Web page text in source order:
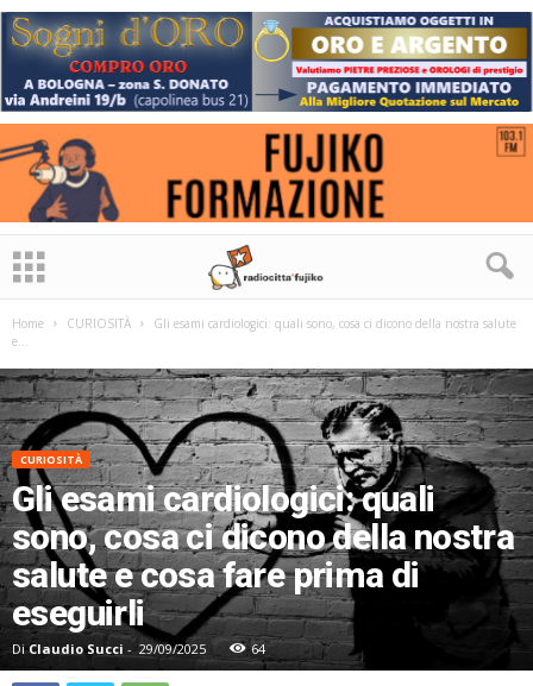
Home CURIOSITÀ
Gli esami cardiologici: quali sono, cosa ci dicono della nostra salute
e...
CURIOSITÀ
Gli esami cardiologici: quali
sono, cosa ci dicono della nostra
salute e cosa fare prima di
eseguirli
Di Claudio Succi - 29/09/2025 64